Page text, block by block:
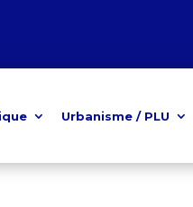
Urbanisme / PLU